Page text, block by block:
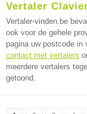
Vertaler
Vertaler-vinden.be
ook voor de gehele
pagina uw postcode in
contact met vertalers
meerdere vertalers
getoond.